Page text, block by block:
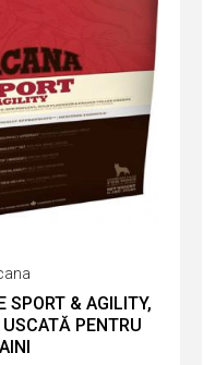
SPORT & AGILITY,
PENTRU